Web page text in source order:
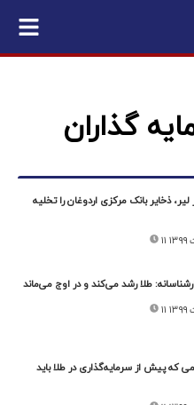
گذاران
ذخایر بانک مرکزی اردوغان را تخلیه
طلا رشد می‌کند و در اوج می‌ماند
که پیش از سرمایه‌گذاری در طلا باید